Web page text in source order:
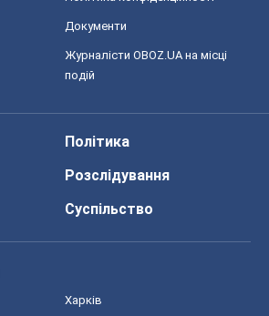
Документи
Журналісти OBOZ.UA на місці
подій
Політика
Розслідування
Суспільство
Харків